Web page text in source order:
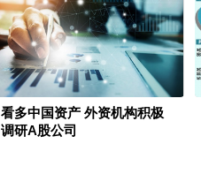
看多中国资产 外资机构积极
调研A股公司